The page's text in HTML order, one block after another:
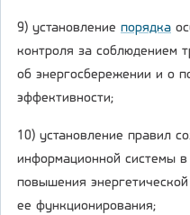
9) установление порядка
контроля за соблюдением
об энергосбережении и о
эффективности;
10) установление правил
информационной системы
повышения
ее функционирования;